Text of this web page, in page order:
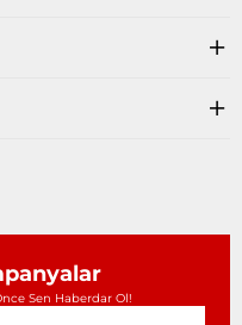
Sen Haberdar Ol!